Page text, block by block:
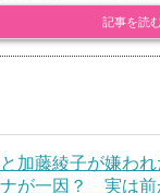
記事を読
加藤綾子が嫌わ
が一因？ 実は前